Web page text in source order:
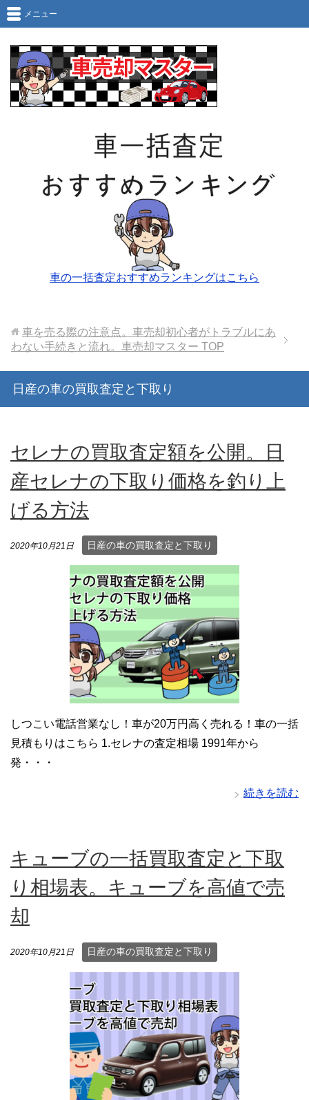
車の一括査定おすすめランキングはこちら
メニュー
車を売る際の注意点。車売却初心者がトラブルにあ
わない手続きと流れ。車売却マスター TOP
日産の車の買取査定と下取り
セレナの買取査定額を公開。日
産セレナの下取り価格を釣り上
げる方法
2020年10月21日 日産の車の買取査定と下取り
しつこい電話営業なし！車が20万円高く売れる！車の一括
見積もりはこちら 1.セレナの査定相場 1991年から
発・・・
続きを読む
キューブの一括買取査定と下取
り相場表。キューブを高値で売
却
2020年10月21日 日産の車の買取査定と下取り